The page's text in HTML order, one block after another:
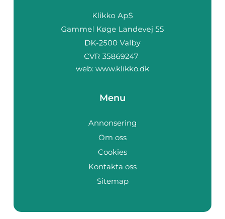
web: www.klikko.dk
Menu
Annonsering
Om oss
Cookies
Kontakta oss
Sitemap